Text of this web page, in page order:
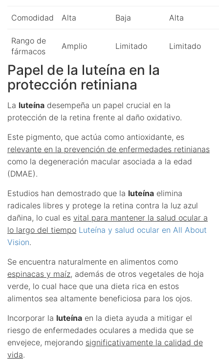
Comodidad Alta Baja Alta
Rango de
fármacos
Amplio Limitado Limitado
Papel de la luteína en la
protección retiniana
La luteína desempeña un papel crucial en la
protección de la retina frente al daño oxidativo.
Este pigmento, que actúa como antioxidante, es
relevante en la prevención de enfermedades retinianas
como la degeneración macular asociada a la edad
(DMAE).
Estudios han demostrado que la luteína elimina
radicales libres y protege la retina contra la luz azul
dañina, lo cual es vital para mantener la salud ocular a
lo largo del tiempo Luteína y salud ocular en All About
Vision.
Se encuentra naturalmente en alimentos como
espinacas y maíz, además de otros vegetales de hoja
verde, lo cual hace que una dieta rica en estos
alimentos sea altamente beneficiosa para los ojos.
Incorporar la luteína en la dieta ayuda a mitigar el
riesgo de enfermedades oculares a medida que se
envejece, mejorando significativamente la calidad de
vida.